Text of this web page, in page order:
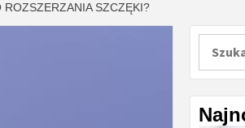
ROZSZERZANIA SZCZĘKI?